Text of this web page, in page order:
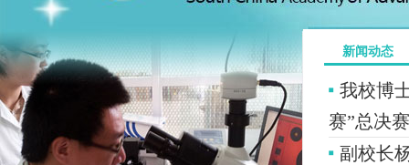
新闻动态
我校博
赛”总决
副校长